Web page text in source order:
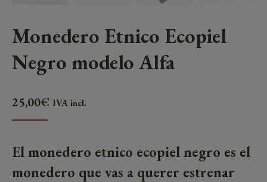
Monedero Etnico Ecopiel
Negro modelo Alfa
25,00€ IVA incl.
El monedero etnico ecopiel negro es el
monedero que vas a querer estrenar